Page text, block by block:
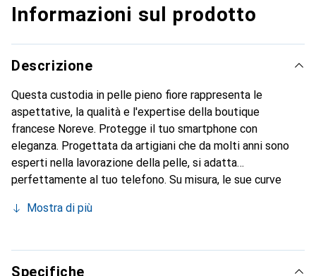
Informazioni sul prodotto
Descrizione
Questa custodia in pelle pieno fiore rappresenta le
aspettative, la qualità e l'expertise della boutique
francese Noreve. Protegge il tuo smartphone con
eleganza. Progettata da artigiani che da molti anni sono
esperti nella lavorazione della pelle, si adatta
perfettamente al tuo telefono. Su misura, le sue curve
un accessorio elegante e indispensabile per il tuo
prodotti di alta qualità, il marchio Noreve è una scelta
sicura per una clientela esigente.
Mostra di più
Specifiche